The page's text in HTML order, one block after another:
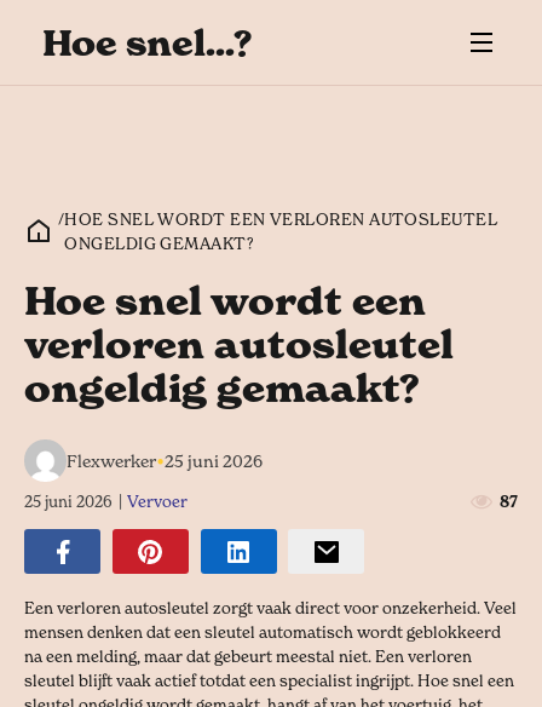
Hoe snel...?
/HOE SNEL WORDT EEN VERLOREN AUTOSLEUTEL
ONGELDIG GEMAAKT?
Hoe snel wordt een
verloren autosleutel
ongeldig gemaakt?
Flexwerker•25 juni 2026
25 juni 2026 Vervoer 87
Een verloren autosleutel zorgt vaak direct voor onzekerheid. Veel
mensen denken dat een sleutel automatisch wordt geblokkeerd
na een melding, maar dat gebeurt meestal niet. Een verloren
sleutel blijft vaak actief totdat een specialist ingrijpt. Hoe snel een